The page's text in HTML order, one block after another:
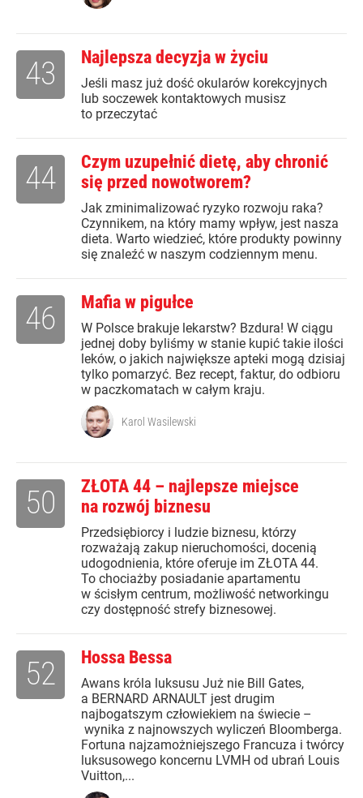
Najlepsza decyzja w życiu
Jeśli masz już dość okularów korekcyjnych
lub soczewek kontaktowych musisz
to przeczytać
43
Czym uzupełnić dietę, aby chronić
się przed nowotworem?
Jak zminimalizować ryzyko rozwoju raka?
Czynnikem, na który mamy wpływ, jest nasza
dieta. Warto wiedzieć, które produkty powinny
się znaleźć w naszym codziennym menu.
44
Mafia w pigułce
W Polsce brakuje lekarstw? Bzdura! W ciągu
jednej doby byliśmy w stanie kupić takie ilości
leków, o jakich największe apteki mogą dzisiaj
tylko pomarzyć. Bez recept, faktur, do odbioru
w paczkomatach w całym kraju.
46
Karol Wasilewski
ZŁOTA 44 – najlepsze miejsce
na rozwój biznesu
Przedsiębiorcy i ludzie biznesu, którzy
rozważają zakup nieruchomości, docenią
udogodnienia, które oferuje im ZŁOTA 44.
To chociażby posiadanie apartamentu
w ścisłym centrum, możliwość networkingu
czy dostępność strefy biznesowej.
50
Hossa Bessa
Awans króla luksusu Już nie Bill Gates,
a BERNARD ARNAULT jest drugim
najbogatszym człowiekiem na świecie –
wynika z najnowszych wyliczeń Bloomberga.
Fortuna najzamożniejszego Francuza i twórcy
luksusowego koncernu LVMH od ubrań Louis
Vuitton,...
52